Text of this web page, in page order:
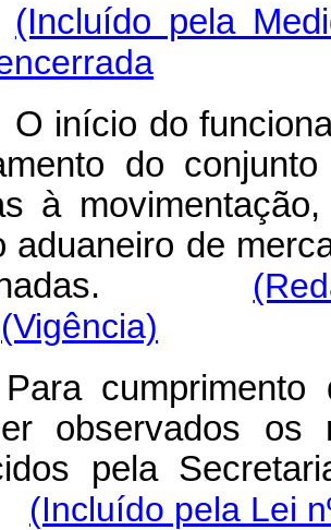
(Incluído pela
O início do
do
à
aduaneiro de
(Vigência)
observados os
pela
(Incluído pela Lei